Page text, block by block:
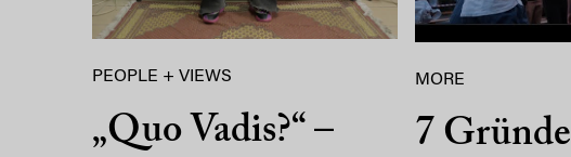
PEOPLE + VIEWS
„Quo Vadis?“ –
MORE
7